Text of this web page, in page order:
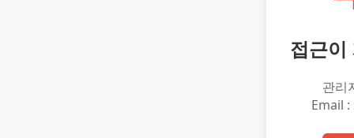
접근이
관리
Email